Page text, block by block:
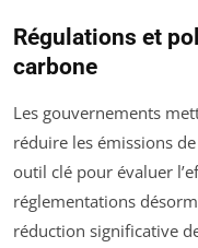
Régulations et
carbone
Les gouvernements
réduire les émissions
outil clé pour évaluer
réglementations
réduction significative